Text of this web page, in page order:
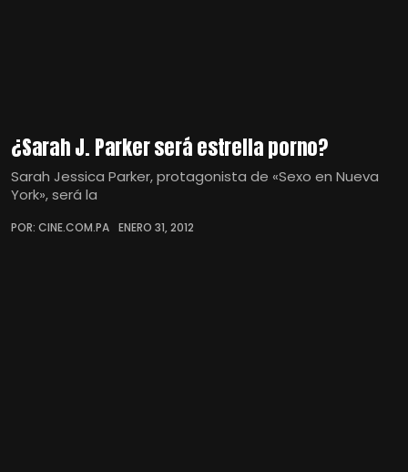
¿Sarah J. Parker será estrella porno?
Sarah Jessica Parker, protagonista de «Sexo en Nueva
York», será la
POR: CINE.COM.PA ENERO 31, 2012